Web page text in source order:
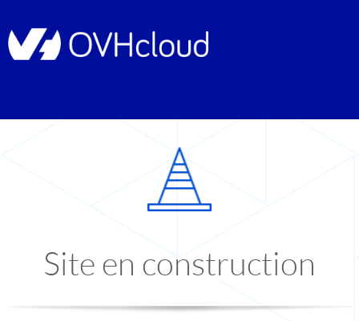
Site en construction